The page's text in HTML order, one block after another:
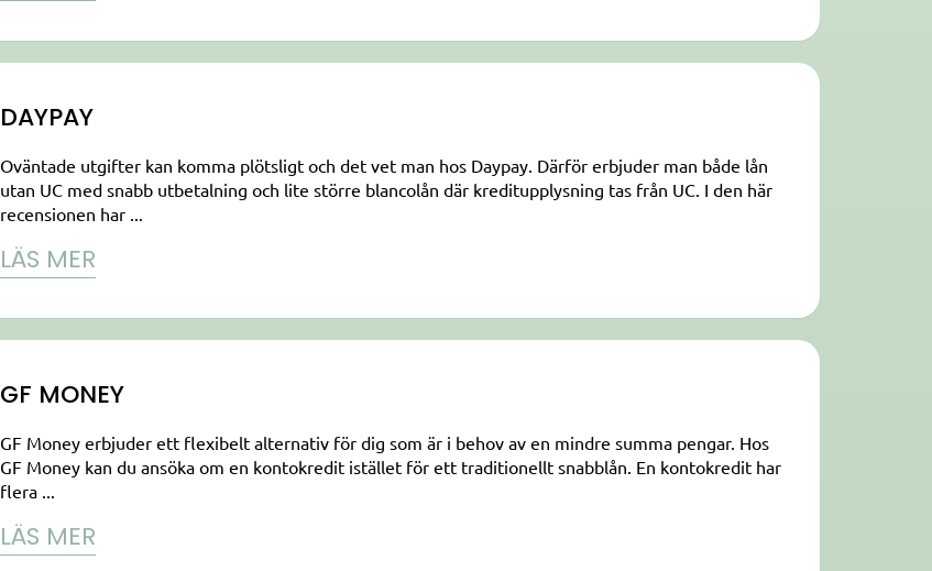
DAYPAY
Oväntade utgifter kan komma plötsligt och det vet man hos Daypay. Därför erbjuder man både lån
utan UC med snabb utbetalning och lite större blancolån där kreditupplysning tas från UC. I den här
recensionen har ...
LÄS MER
GF MONEY
GF Money erbjuder ett flexibelt alternativ för dig som är i behov av en mindre summa pengar. Hos
GF Money kan du ansöka om en kontokredit istället för ett traditionellt snabblån. En kontokredit har
flera ...
LÄS MER